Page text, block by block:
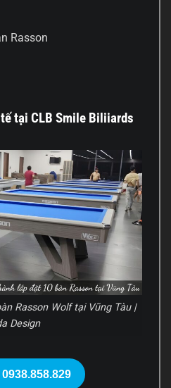
Rasson
tại CLB Smile Biliiards
Rasson Wolf tại Vũng Tàu |
Design